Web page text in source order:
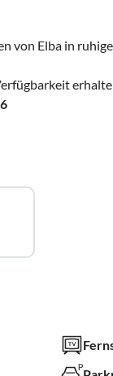
von Elba in